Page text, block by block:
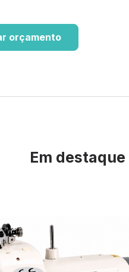
orçamento
Em destaque